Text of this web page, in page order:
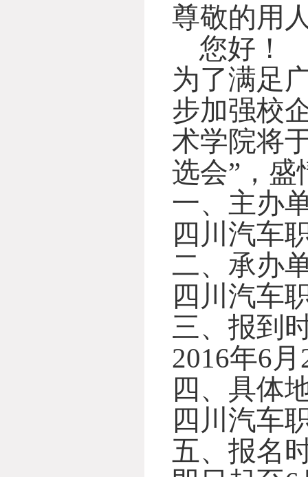
尊敬的用
您好！
为了满足
步加强校
术学院将
选会”，
一、主办
四川汽车
二、承办
四川汽车
三、报到
2016年6
四、具体
四川汽车
五、报名